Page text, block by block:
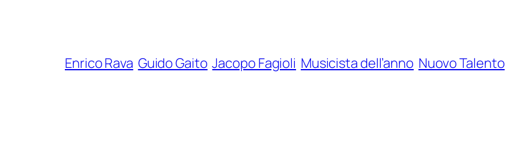
Enrico Rava Guido Gaito Jacopo Fagioli Musicista dell’anno Nuovo Talento